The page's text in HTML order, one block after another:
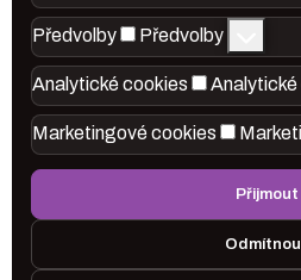
Předvolby Předvolby
Analytické cookies Analytické
Marketingové cookies
Přijmout